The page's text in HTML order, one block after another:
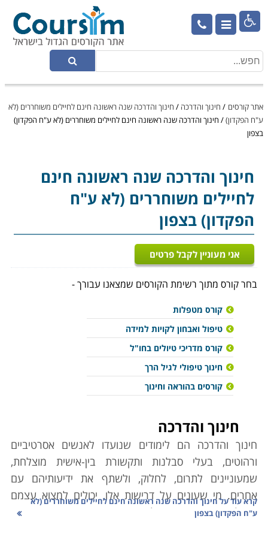

אתר קורסים / חינוך והדרכה / חינוך והדרכה שנה ראשונה חינם לחיילים משוחררים (לא
ע"ח הפקדון)/ חינוך והדרכה שנה ראשונה חינם לחיילים משוחררים (לא ע"ח הפקדון)
בצפון
חינוך והדרכה שנה ראשונה חינם
לחיילים משוחררים (לא ע"ח
הפקדון) בצפון
אני מעוניין לקבל פרטים
בחר קורס מתוך רשימת הקורסים שמצאנו עבורך -
קורס מטפלות
טיפול ואבחון לקויות למידה
קורס מדריכי טיולים בחו"ל
חינוך טיפולי לגיל הרך
קורסים בהוראה וחינוך
חינוך והדרכה
חינוך והדרכה הם לימודים שנועדו לאנשים אסרטיביים
ורהוטים, בעלי סבלנות ותקשורת בין-אישית מוצלחת,
שמעוניינים לתרום, לחלוק, ולשתף את ידיעותיהם עם
אחרים. מי שעונים על דרישות אלו, יכולים למצוא עצמם
בנקל באחד מתחומי הלימוד המוצגים בין הדפים הבאים
קרא עוד עלחינוך והדרכה שנה ראשונה חינם לחיילים משוחררים (לא
ע"ח הפקדון) בצפון